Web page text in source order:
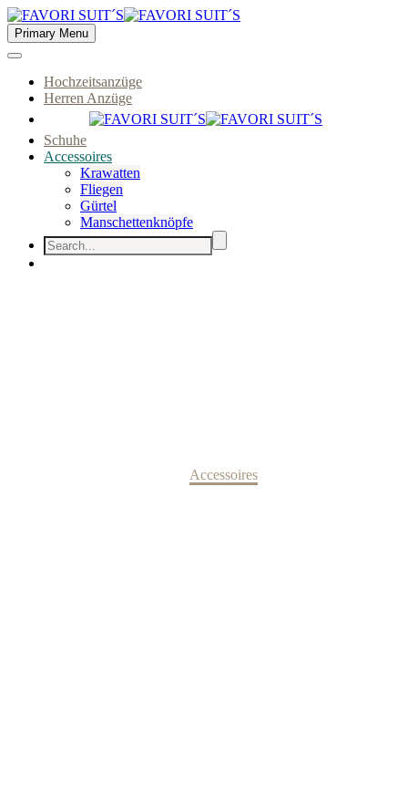
Primary Menu
Hochzeitsanzüge
Herren Anzüge
Schuhe
Accessoires
Krawatten
Fliegen
Gürtel
Manschettenknöpfe
Accessoires